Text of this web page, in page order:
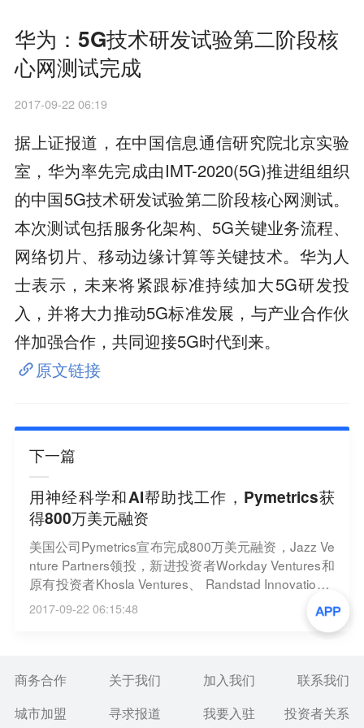
华为：5G技术研发试验第二阶段核
心网测试完成
2017-09-22 06:19
据上证报道，在中国信息通信研究院北京实验
室，华为率先完成由IMT-2020(5G)推进组组织
的中国5G技术研发试验第二阶段核心网测试。
本次测试包括服务化架构、5G关键业务流程、
网络切片、移动边缘计算等关键技术。华为人
士表示，未来将紧跟标准持续加大5G研发投
入，并将大力推动5G标准发展，与产业合作伙
伴加强合作，共同迎接5G时代到来。
原文链接
下一篇
用神经科学和AI帮助找工作，Pymetrics获
得800万美元融资
美国公司Pymetrics宣布完成800万美元融资，Jazz Ve
nture Partners领投，新进投资者Workday Ventures和
原有投资者Khosla Ventures、 Randstad Innovation F
und和BBG Ventures参投。这笔资金将用于人才招
募，公司目前有45名员工，分别在纽约、旧金山、伦
敦和新加坡。Pymetrics 成立于2013年，利用人工智
家公司迄今为止已经融了超过1700万美元。
2017-09-22 06:15:48
商务合作 关于我们 加入我们
联系我们
城市加盟
寻求报道 我要入驻 投资者关系